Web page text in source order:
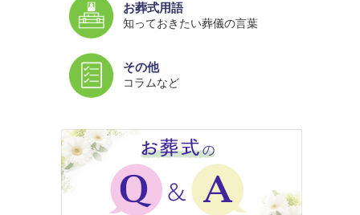
お葬式用語
知っておきたい葬儀の言葉
その他
コラムなど